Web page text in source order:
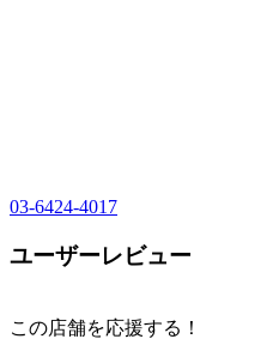
03-6424-4017
ユーザーレビュー
この店舗を応援する！